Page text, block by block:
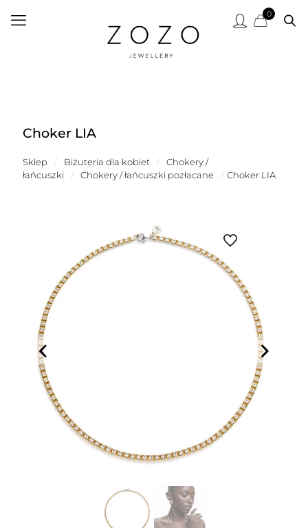
0
Choker LIA
Sklep / Biżuteria dla kobiet /
Chokery /
łańcuszki
/ Chokery / łańcuszki pozłacane / Choker LIA